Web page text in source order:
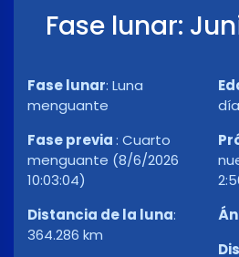
Fase lunar:
Fase lunar: Luna
menguante
Fase previa: Cuarto
menguante (8/6/2026
10:03:04)
Distancia de la luna:
364.286 km